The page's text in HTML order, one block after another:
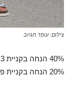
צילום: עופר חגיוב
20% הנחה בקניית פריט בודד